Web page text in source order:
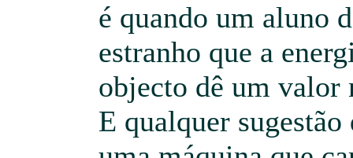
é quando um aluno
estranho que a
objecto dê um valor
E qualquer sugestão